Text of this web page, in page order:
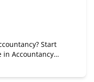
Start
in Accountancy